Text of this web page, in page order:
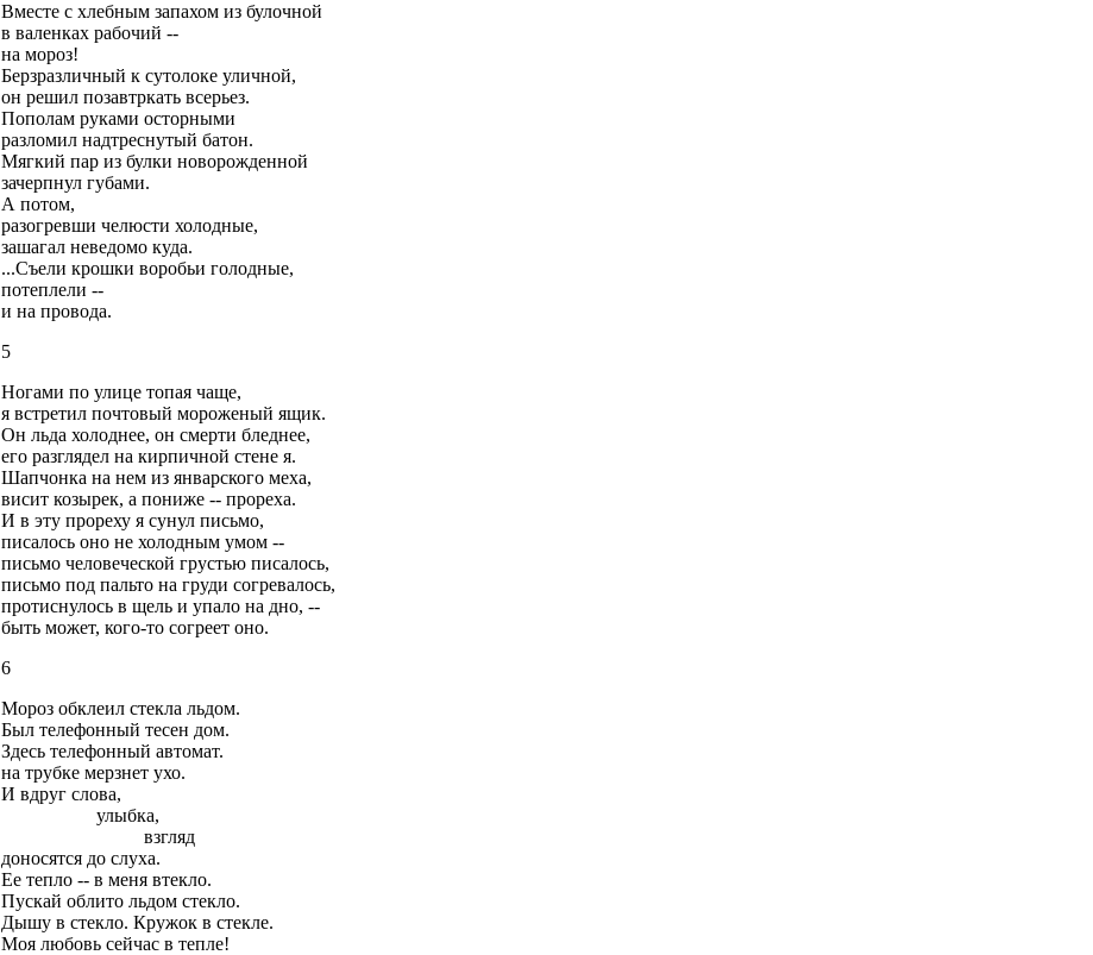
Вместе с хлебным запахом из булочной
в валенках рабочий --
на мороз!
Берзразличный к сутолоке уличной,
он решил позавтркать всерьез.
Пополам руками осторными
разломил надтреснутый батон.
Мягкий пар из булки новорожденной
зачерпнул губами.
А потом,
разогревши челюсти холодные,
зашагал неведомо куда.
...Съели крошки воробьи голодные,
потеплели --
и на провода.
5
Ногами по улице топая чаще,
я встретил почтовый мороженый ящик.
Он льда холоднее, он смерти бледнее,
его разглядел на кирпичной стене я.
Шапчонка на нем из январского меха,
висит козырек, а пониже -- прореха.
И в эту прореху я сунул письмо,
писалось оно не холодным умом --
письмо человеческой грустью писалось,
письмо под пальто на груди согревалось,
протиснулось в щель и упало на дно, --
быть может, кого-то согреет оно.
6
Мороз обклеил стекла льдом.
Был телефонный тесен дом.
Здесь телефонный автомат.
на трубке мерзнет ухо.
И вдруг слова,
улыбка,
взгляд
доносятся до слуха.
Ее тепло -- в меня втекло.
Пускай облито льдом стекло.
Дышу в стекло. Кружок в стекле.
Моя любовь сейчас в тепле!